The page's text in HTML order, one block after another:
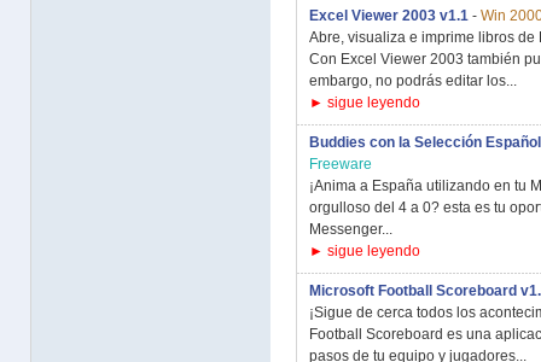
Excel Viewer 2003 v1.1 - Win
Abre, visualiza e imprime libros
Con Excel Viewer 2003 también
embargo, no podrás editar los...
► sigue leyendo
Buddies con la Selección
Freeware
¡Anima a España utilizando en tu
orgulloso del 4 a 0? esta es tu
Messenger...
► sigue leyendo
Microsoft Football Scoreboard
¡Sigue de cerca todos los
Football Scoreboard es una
pasos de tu equipo y jugadores...